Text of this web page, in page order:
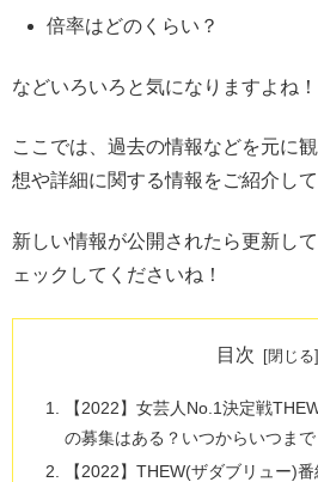
倍率はどのくらい？
などいろいろと気になりますよね！
ここでは、過去の情報などを元に
想や詳細に関する情報をご紹介して
新しい情報が公開されたら更新し
ェックしてくださいね！
目次
【2022】女芸人No.1決定戦
の募集はある？いつからいつまで
【2022】THEW(ザダブリュー)